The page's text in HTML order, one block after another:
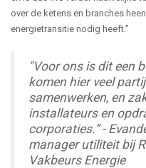
over de ketens en branches
energietransitie nodig heeft.”
"Voor ons is dit een
komen hier veel
samenwerken, en
installateurs en
corporaties.” -
manager utiliteit bij
Vakbeurs Energie